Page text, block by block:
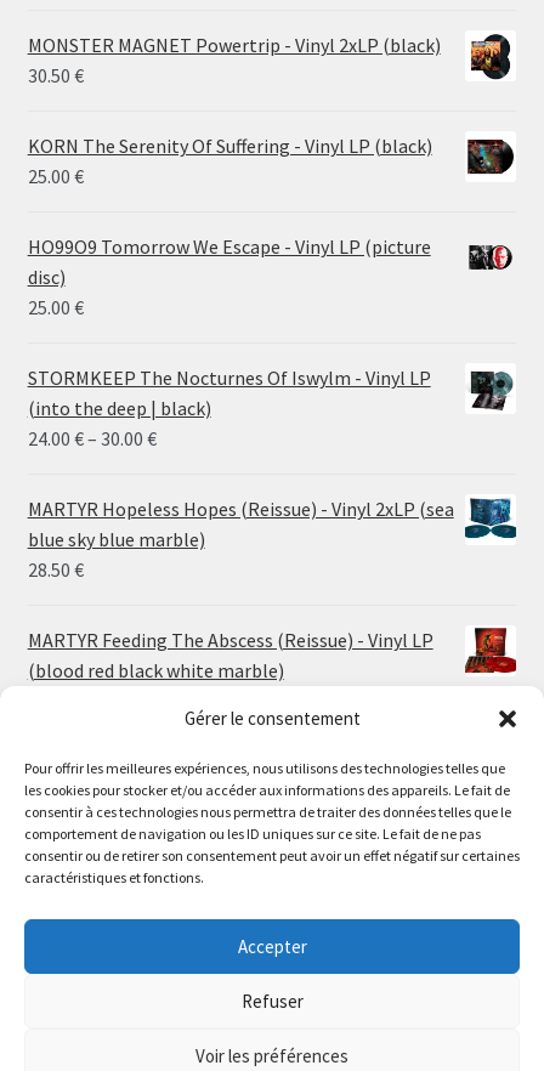
Gérer le consentement
Pour offrir les meilleures expériences, nous utilisons des technologies telles que
les cookies pour stocker et/ou accéder aux informations des appareils. Le fait de
consentir à ces technologies nous permettra de traiter des données telles que le
comportement de navigation ou les ID uniques sur ce site. Le fait de ne pas
consentir ou de retirer son consentement peut avoir un effet négatif sur certaines
caractéristiques et fonctions.
Accepter
Refuser
Voir les préférences
Le magasin de Lyon sera fermé du 30 juillet au 17 août
inclus. Les commandes seront expédiées à partir du 18
The physical record shop will be closed from july 30th to
august 17th included. Online orders will start shipping on
august 18th.
MONSTER MAGNET Powertrip - Vinyl 2xLP (black)
30.50 €
KORN The Serenity Of Suffering - Vinyl LP (black)
25.00 €
HO99O9 Tomorrow We Escape - Vinyl LP (picture
disc)
25.00 €
STORMKEEP The Nocturnes Of Iswylm - Vinyl LP
(into the deep | black)
24.00 €– 30.00 €Price
24.00 €
through
MARTYR Hopeless Hopes (Reissue) - Vinyl 2xLP (sea
blue sky blue marble)
28.50 €
MARTYR Feeding The Abscess (Reissue) - Vinyl LP
(blood red black white marble)
MARTYR Warp Zone (Reissue) - Vinyl LP (swamp
green orange marble)
23.00€